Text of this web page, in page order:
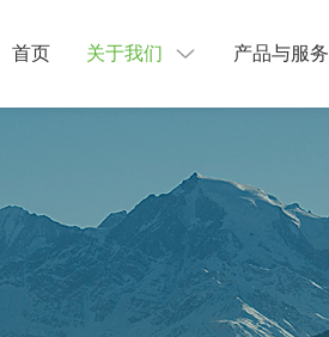
首页 关于我们 产品与服务